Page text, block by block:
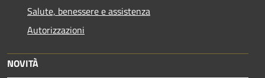
Salute, benessere e assistenza
Autorizzazioni
NOVITÀ